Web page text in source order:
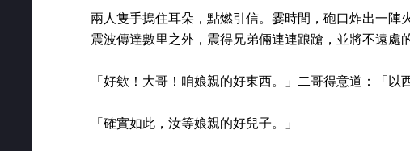
兩人隻手摀住耳朵，點燃引信。霎時間，砲口炸出一陣
震波傳達數里之外，震得兄弟倆連連踉蹌，並將不遠處
「好欸！大哥！咱娘親的好東西。」二哥得意道：「
「確實如此，汝等娘親的好兒子。」